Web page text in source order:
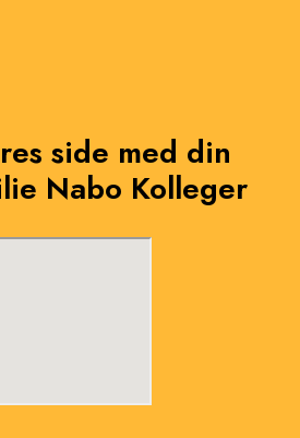
side med din
Nabo Kolleger